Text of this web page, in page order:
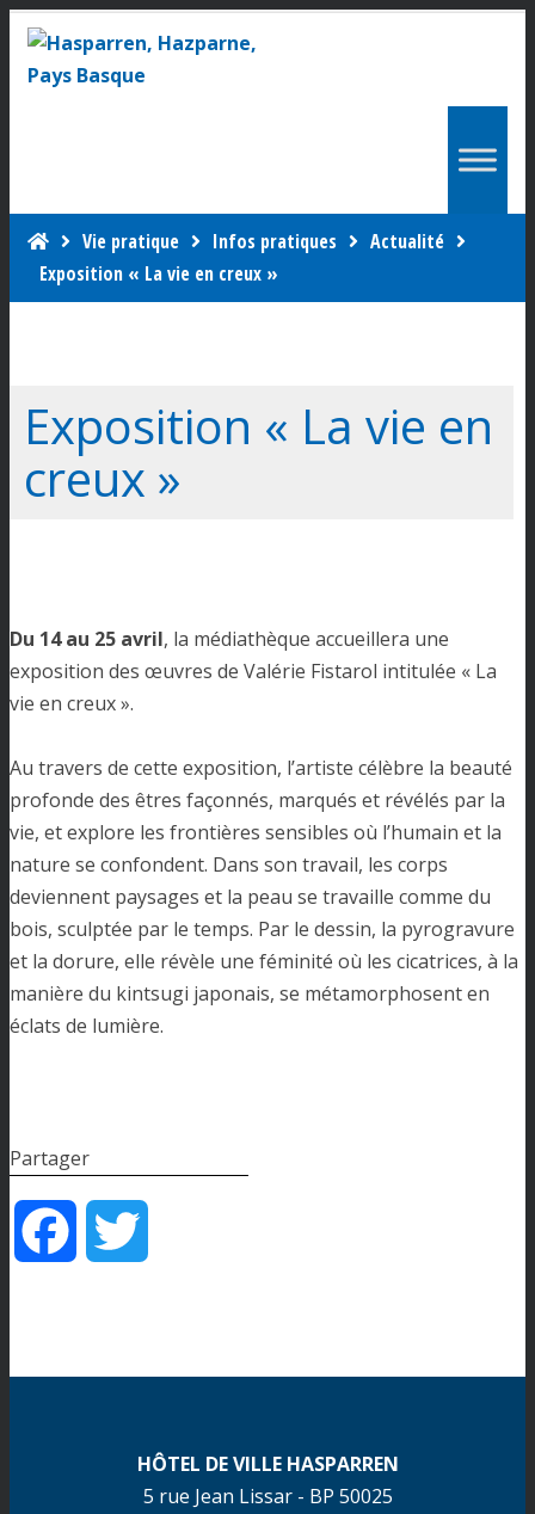
Vie pratique Infos pratiques
Actualité
Exposition « La vie en creux »
Exposition « La vie en
creux »
Du 14 au 25 avril, la médiathèque accueillera une
exposition des œuvres de Valérie Fistarol intitulée « La
vie en creux ».
Au travers de cette exposition, l’artiste célèbre la beauté
profonde des êtres façonnés, marqués et révélés par la
vie, et explore les frontières sensibles où l’humain et la
nature se confondent. Dans son travail, les corps
deviennent paysages et la peau se travaille comme du
bois, sculptée par le temps. Par le dessin, la pyrogravure
et la dorure, elle révèle une féminité où les cicatrices, à la
manière du kintsugi japonais, se métamorphosent en
éclats de lumière.
Partager
Facebook
HÔTEL DE VILLE HASPARREN
5 rue Jean Lissar - BP 50025